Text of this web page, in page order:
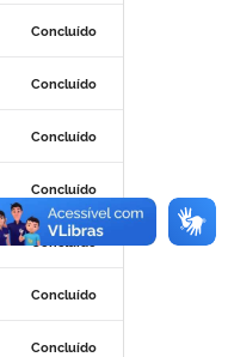
Concluído
Concluído
Concluído
Concluído
Concluído
Concluído
Concluído